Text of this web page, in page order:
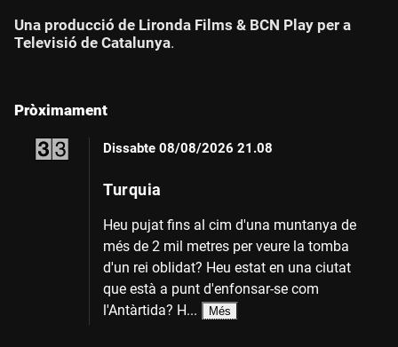
Una producció de Lironda Films & BCN Play per a
Televisió de Catalunya.
Pròximament
Dissabte 08/08/2026 21.08
Turquia
Heu pujat fins al cim d'una muntanya de
més de 2 mil metres per veure la tomba
d'un rei oblidat? Heu estat en una ciutat
que està a punt d'enfonsar-se com
l'Antàrtida? H...
Més